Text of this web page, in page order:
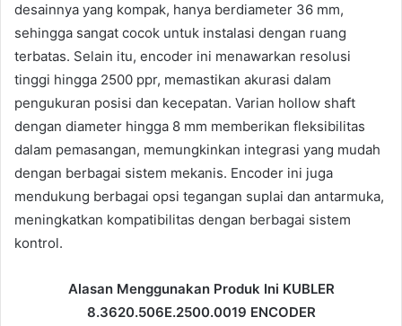
desainnya yang kompak, hanya berdiameter 36 mm,
sehingga sangat cocok untuk instalasi dengan ruang
terbatas. Selain itu, encoder ini menawarkan resolusi
tinggi hingga 2500 ppr, memastikan akurasi dalam
pengukuran posisi dan kecepatan. Varian hollow shaft
dengan diameter hingga 8 mm memberikan fleksibilitas
dalam pemasangan, memungkinkan integrasi yang mudah
dengan berbagai sistem mekanis. Encoder ini juga
mendukung berbagai opsi tegangan suplai dan antarmuka,
meningkatkan kompatibilitas dengan berbagai sistem
kontrol.
Alasan Menggunakan Produk Ini KUBLER
8.3620.506E.2500.0019 ENCODER